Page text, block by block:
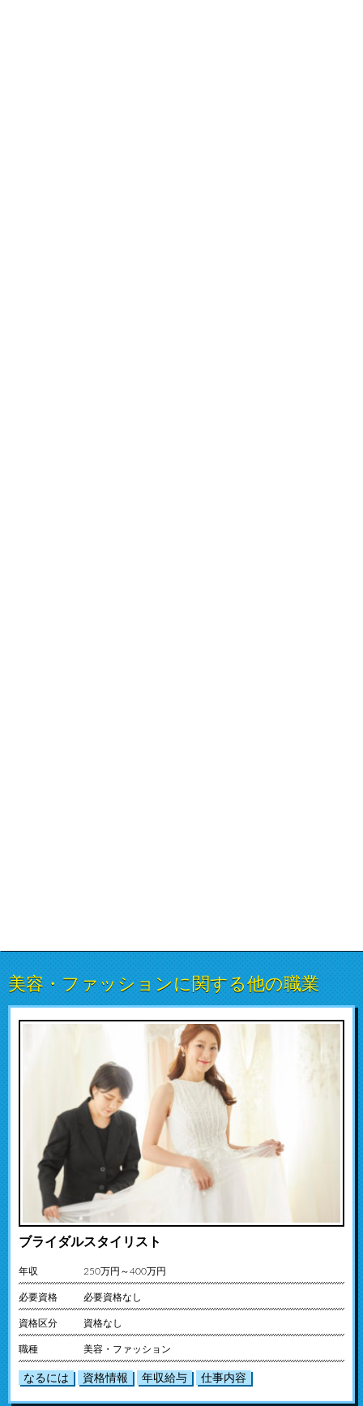
美容・ファッションに関する他の職業
ブライダルスタイリスト
年収 250万円～400万円
必要資格 必要資格なし
資格区分 資格なし
職種 美容・ファッション
なるには 資格情報 年収給与 仕事内容